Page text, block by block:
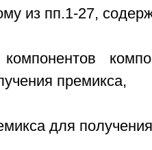
из пп.1-27,
премикса,
для